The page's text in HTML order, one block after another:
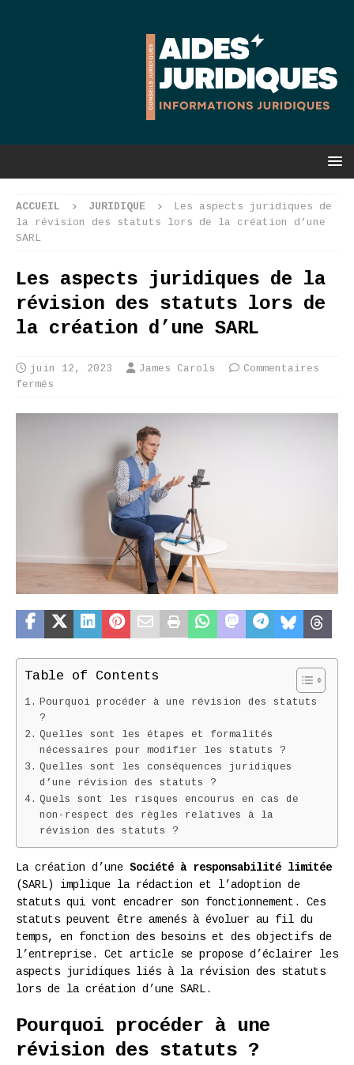
ACCUEIL JURIDIQUE
Les aspects juridiques de
la révision des statuts lors de la création d’une
SARL
Les aspects juridiques de la
révision des statuts lors de
la création d’une SARL
juin 12, 2023 James Carols
Commentaires
fermés
Table of Contents
Pourquoi procéder à une révision des statuts
?
Quelles sont les étapes et formalités
nécessaires pour modifier les statuts ?
Quelles sont les conséquences juridiques
d’une révision des statuts ?
Quels sont les risques encourus en cas de
non-respect des règles relatives à la
révision des statuts ?
La création d’une Société à responsabilité limitée
(SARL) implique la rédaction et l’adoption de
statuts qui vont encadrer son fonctionnement. Ces
statuts peuvent être amenés à évoluer au fil du
temps, en fonction des besoins et des objectifs de
l’entreprise. Cet article se propose d’éclairer les
aspects juridiques liés à la révision des statuts
lors de la création d’une SARL.
Pourquoi procéder à une
révision des statuts ?